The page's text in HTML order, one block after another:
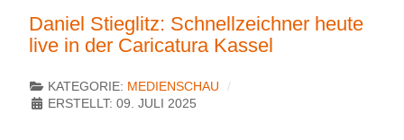
Daniel Stieglitz: Schnellzeichner heute
live in der Caricatura Kassel
KATEGORIE: MEDIENSCHAU
ERSTELLT: 09. JULI 2025